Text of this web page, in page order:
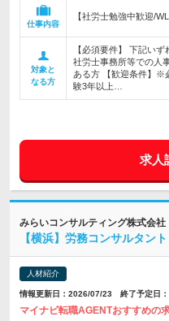
仕事内容
【社労士勉強中歓迎/
対象と
なる方
【必須要件】 下記い
社労士事務所等での人
ある方 【歓迎条件】※
験3年以上…
求人
みらいコンサルティング株式会社
【横浜】労務コンサルタント
人材紹介
情報更新日：2026/07/23 終了予定日
マイナビ転職AGENTおすすめの